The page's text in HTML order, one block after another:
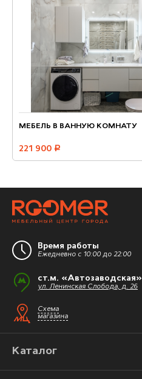
МЕБЕЛЬ В ВАННУЮ КОМНАТУ
221 900 руб.
Время работы
Ежедневно с 10:00 до 22:00
ст.м. «Автозаводская»
ул. Ленинская Слобода, д. 26
Схема
магазина
Каталог